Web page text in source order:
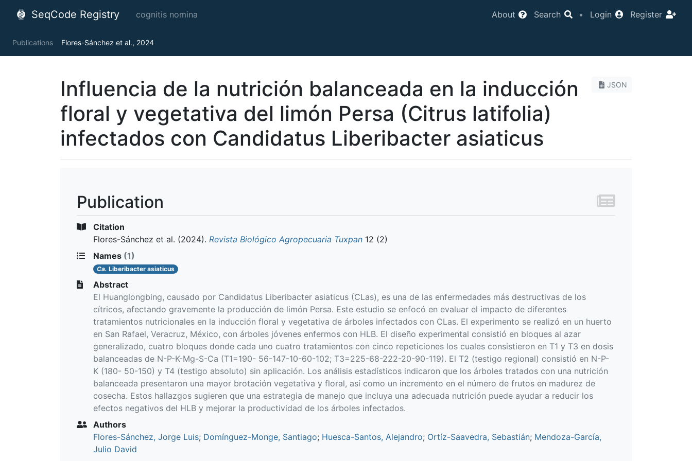
SeqCode Registry cognitis nomina About Search • Login Register
Publications Flores-Sánchez et al., 2024
JSON
Influencia de la nutrición balanceada en la inducción
floral y vegetativa del limón Persa (Citrus latifolia)
infectados con Candidatus Liberibacter asiaticus
Publication
Citation
Flores-Sánchez et al. (2024). Revista Biológico Agropecuaria Tuxpan 12 (2)
Names (1)
Ca. Liberibacter asiaticus
Abstract
El Huanglongbing, causado por Candidatus Liberibacter asiaticus (CLas), es una de las enfermedades más destructivas de los
cítricos, afectando gravemente la producción de limón Persa. Este estudio se enfocó en evaluar el impacto de diferentes
tratamientos nutricionales en la inducción floral y vegetativa de árboles infectados con CLas. El experimento se realizó en un huerto
en San Rafael, Veracruz, México, con árboles jóvenes enfermos con HLB. El diseño experimental consistió en bloques al azar
generalizado, cuatro bloques donde cada uno cuatro tratamientos con cinco repeticiones los cuales consistieron en T1 y T3 en dosis
balanceadas de N-P-K-Mg-S-Ca (T1=190- 56-147-10-60-102; T3=225-68-222-20-90-119). El T2 (testigo regional) consistió en N-P-
K (180- 50-150) y T4 (testigo absoluto) sin aplicación. Los análisis estadísticos indicaron que los árboles tratados con una nutrición
balanceada presentaron una mayor brotación vegetativa y floral, así como un incremento en el número de frutos en madurez de
cosecha. Estos hallazgos sugieren que una estrategia de manejo que incluya una adecuada nutrición puede ayudar a reducir los
efectos negativos del HLB y mejorar la productividad de los árboles infectados.
Authors
Flores-Sánchez, Jorge Luis; Domínguez-Monge, Santiago; Huesca-Santos, Alejandro; Ortíz-Saavedra, Sebastián; Mendoza-García,
Julio David